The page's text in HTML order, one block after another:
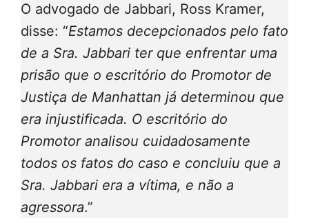
O advogado de Jabbari, Ross Kramer,
disse: “Estamos decepcionados pelo fato
de a Sra. Jabbari ter que enfrentar uma
prisão que o escritório do Promotor de
Justiça de Manhattan já determinou que
era injustificada. O escritório do
Promotor analisou cuidadosamente
todos os fatos do caso e concluiu que a
Sra. Jabbari era a vítima, e não a
agressora.”